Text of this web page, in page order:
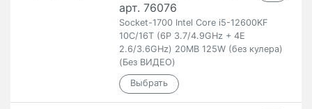
арт. 76076
Socket-1700 Intel Core i5-12600KF
10C/16T (6P 3.7/4.9GHz + 4E
2.6/3.6GHz) 20MB 125W (без кулера)
(Без ВИДЕО)